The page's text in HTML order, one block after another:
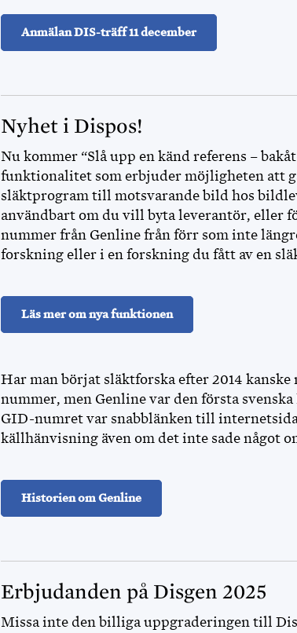
Anmälan DIS-träff 11 december
Nyhet i Dispos!
Nu kommer “Slå upp en känd referens –
funktionalitet som erbjuder möjligheten att
släktprogram till motsvarande bild hos
användbart om du vill byta leverantör, eller
nummer från Genline från förr som inte
forskning eller i en forskning du fått av en
Läs mer om nya funktionen
Har man börjat släktforska efter 2014
nummer, men Genline var den första
GID-numret var snabblänken till
källhänvisning även om det inte sade något
Historien om Genline
Erbjudanden på Disgen 2025
Missa inte den billiga uppgraderingen till